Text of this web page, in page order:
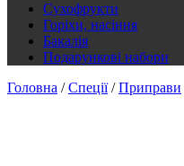
Сухофрукти
Горіхи, насіння
Бакалія
Подарункові набори
Головна /Спеції/Приправи